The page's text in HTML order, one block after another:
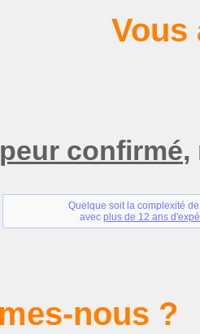
Vous
confirmé,
Quelque soit la complexité
avec plus de 12 ans
nous ?